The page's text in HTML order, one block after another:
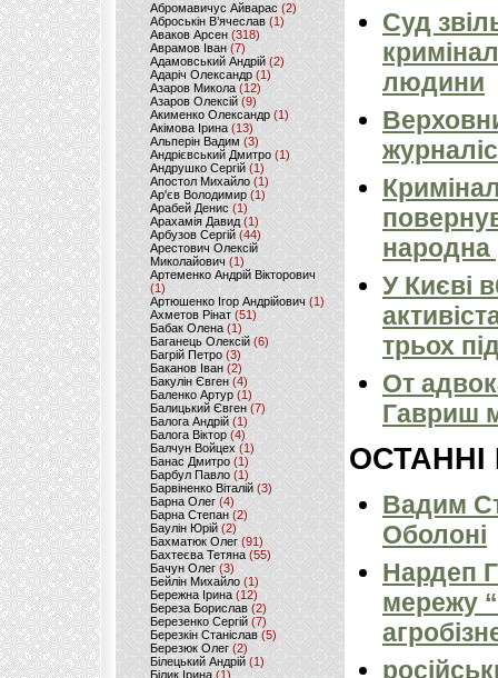
Абромавичус Айварас (2)
Аброськін В’ячеслав(1)
Аваков Арсен (318)
Аврамов Іван (7)
Адамовський Андрій(2)
Адаріч Олександр (1)
Азаров Микола (12)
Азаров Олексій (9)
Акименко Олександр(1)
Акімова Ірина(13)
Альперін Вадим (3)
Андрієвський Дмитро(1)
Андрушко Сергій(1)
Апостол Михайло(1)
Ар'єв Володимир (1)
Арабей Денис(1)
Арахамія Давид (1)
Арбузов Сергій (44)
Арестович Олексій
Миколайович(1)
Артеменко Андрій Вікторович
(1)
Артюшенко Ігор Андрійович(1)
Ахметов Рінат(51)
Бабак Олена(1)
Баганець Олексій(6)
Багрій Петро (3)
Баканов Іван(2)
Бакулін Євген (4)
Баленко Артур(1)
Балицький Євген(7)
Балога Андрій (1)
Балога Віктор (4)
Балчун Войцех (1)
Банас Дмитро (1)
Барбул Павло(1)
Барвіненко Віталій(3)
Барна Олег (4)
Барна Степан (2)
Баулін Юрій (2)
Бахматюк Олег (91)
Бахтеєва Тетяна(55)
Бачун Олег (3)
Бейлін Михайло (1)
Бережна Ірина(12)
Береза Борислав(2)
Березенко Сергій (7)
Березкін Станіслав (5)
Березюк Олег(2)
Білецький Андрій (1)
Білик Ірина (1)
Суд
людини
народна
У Києві
трьох
От
Гавриш
ОСТАННІ
Вадим
Оболоні
Нардеп
мережу